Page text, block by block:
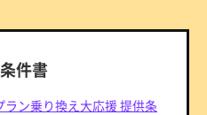
件書
ン乗り換え大応援 提供条